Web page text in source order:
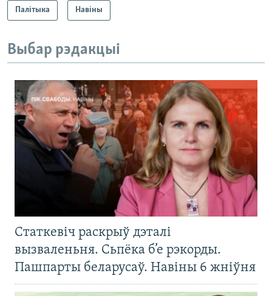
Палітыка Навіны
Выбар рэдакцыі
Статкевіч раскрыў дэталі
вызваленьня. Сьпёка б’е рэкорды.
Пашпарты беларусаў. Навіны 6 жніўня